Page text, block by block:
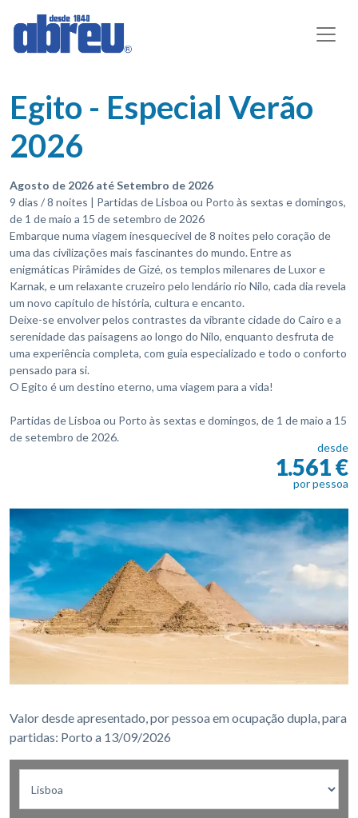
Egito - Especial Verão
2026
Agosto de 2026 até Setembro de 2026
9 dias / 8 noites | Partidas de Lisboa ou Porto às sextas e domingos,
de 1 de maio a 15 de setembro de 2026
Embarque numa viagem inesquecível de 8 noites pelo coração de
uma das civilizações mais fascinantes do mundo. Entre as
enigmáticas Pirâmides de Gizé, os templos milenares de Luxor e
Karnak, e um relaxante cruzeiro pelo lendário rio Nilo, cada dia revela
um novo capítulo de história, cultura e encanto.
Deixe-se envolver pelos contrastes da vibrante cidade do Cairo e a
serenidade das paisagens ao longo do Nilo, enquanto desfruta de
uma experiência completa, com guia especializado e todo o conforto
pensado para si.
O Egito é um destino eterno, uma viagem para a vida!
Partidas de Lisboa ou Porto às sextas e domingos, de 1 de maio a 15
de setembro de 2026.
desde
1.561 €
por pessoa
Valor desde apresentado, por pessoa em ocupação dupla, para
partidas: Porto a 13/09/2026